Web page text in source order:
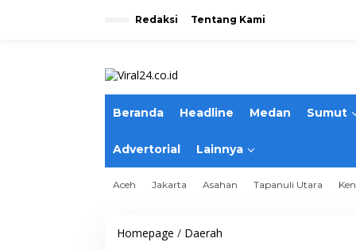
Redaksi Tentang Kami
Beranda Headline Medan Sumut
Advertorial Lainnya
Aceh Jakarta Asahan Tapanuli Utara
Homepage / Daerah